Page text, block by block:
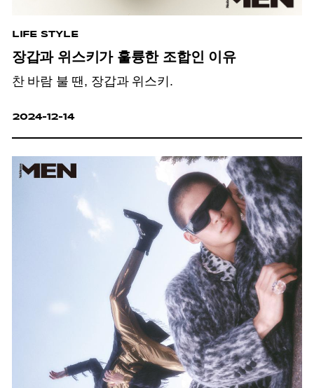
LIFE STYLE
장갑과 위스키가 훌륭한 조합인 이유
찬 바람 불 땐, 장갑과 위스키.
2024-12-14